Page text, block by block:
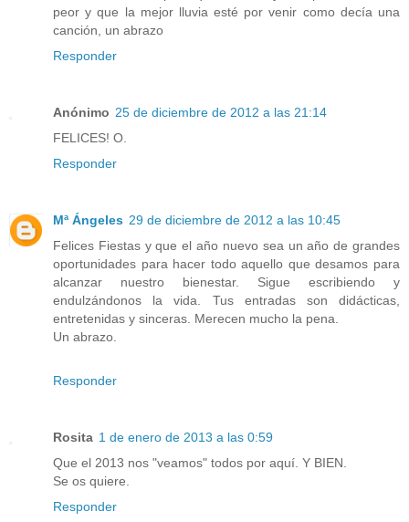
peor y que la mejor lluvia esté por venir como decía una
canción, un abrazo
Responder
Anónimo 25 de diciembre de 2012 a las 21:14
FELICES! O.
Responder
Mª Ángeles 29 de diciembre de 2012 a las 10:45
Felices Fiestas y que el año nuevo sea un año de grandes
oportunidades para hacer todo aquello que desamos para
alcanzar nuestro bienestar. Sigue escribiendo y
endulzándonos la vida. Tus entradas son didácticas,
entretenidas y sinceras. Merecen mucho la pena.
Un abrazo.
Responder
Rosita 1 de enero de 2013 a las 0:59
Que el 2013 nos "veamos" todos por aquí. Y BIEN.
Se os quiere.
Responder